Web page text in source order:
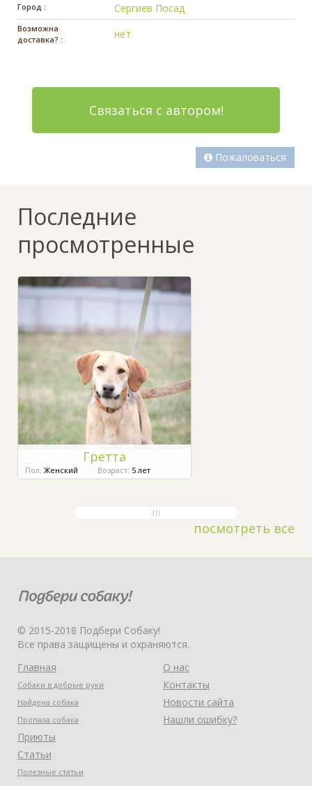
Город : Сергиев Посад
Возможна
доставка? :
нет
Связаться с автором!
Пожаловаться
Последние
просмотренные
Гретта
Пол: Женский Возраст: 5 лет
посмотреть все
© 2015-2018 Подбери Собаку!
Все права защищены и охраняются.
Главная
Собаки в добрые руки
Найдена собака
Пропала собака
Приюты
Статьи
Полезные статьи
О нас
Контакты
Новости сайта
Нашли ошибку?